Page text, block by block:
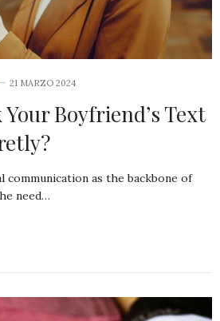
21 MARZO 2024
Boyfriend’s Text
as the backbone of
need…